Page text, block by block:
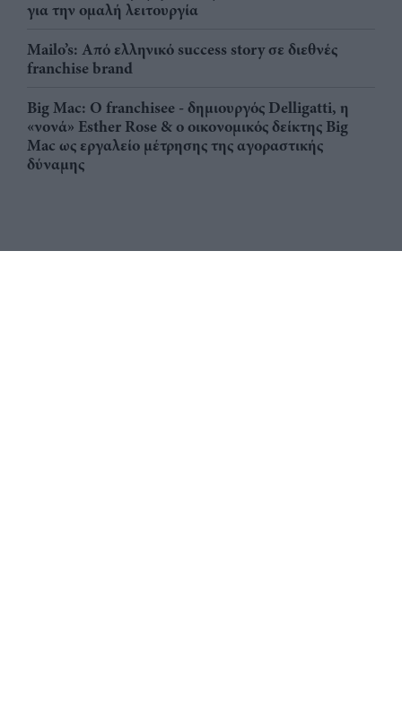
για την ομαλή λειτουργία
Mailo’s: Από ελληνικό success story σε διεθνές
franchise brand
Big Mac: Ο franchisee - δημιουργός Delligatti, η
«νονά» Esther Rose & ο οικονομικός δείκτης Big
Mac ως εργαλείο μέτρησης της αγοραστικής
δύναμης